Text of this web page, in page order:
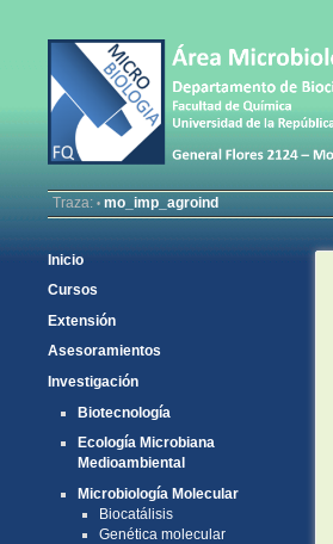
Traza: • mo_imp_agroind
Inicio
Cursos
Extensión
Asesoramientos
Investigación
Biotecnología
Ecología Microbiana
Medioambiental
Microbiología Molecular
Biocatálisis
Genética molecular